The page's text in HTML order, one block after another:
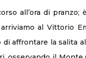
all’ora di pranzo;
al Vittorio
affrontare la salita al